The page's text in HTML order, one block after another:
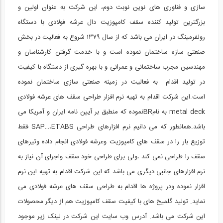
1:00:00
شرکت بی ستون سازان ایریک، بازدید از...
1:00:00
شرکت آلتایر کلایمر، بازدید از نمایشگاه...
شرکت سبک سازه بایر ایرانیان، بازدید از...
1:00:00
شرکت همایش رای افزا ، بازدید از...
شرکت هبلکس آستان قدس رضوی ، بازدید از...
سازی و فناوری های نوین نوبت دوم، این شرکت به عنوان اولین و
بزرگترین تولید کننده سقف کامپوزیت دال عرشه فولادی با دستگاه
رولفرمینگ در ایران می باشد که از سال ۱۳۷۹ شروع به فعالیت در بخش
صنعتی سازه ساختمان نموده است و با خدمت گرفتن کارشناسان و
مهندسین مجرب ساختمانی و عمرانی و با بهره گیری از دستگاه با کیفیت
در تولید اقدام به فعالیت در زمینه صنعتی سازی ساختمان نموده
است.این شرکت اقدام به تهیه نرم افزار طراحی سقف های عرشه فولادی
metal deck به نامBRنموده که منطبق بر آیین نامه ایران و آمریکا می
باشد.همانطور که می دانیم نرم افزارهای طراحی SAP…،ETABS فقط
توزیع بار را در سقف های کامپوزیت وعرشه فولادی انجام داده وتیرهای
سقف را طراحی نمی کند ،ولی برای طراحی خود سقف واجرای آن نیاز به
نرم افزارهای جانبی دیگری می باشد که این شرکت اقدام به تهیه این نرم
افزار نموده ودر پروژه ها اقدام به طراحی سقف های عرشه فولادی می
نماید. تولید گلمیخ های با کیفیت سقف کامپوزیت هم از دیگر محصولات
این شرکت می باشد. آدرس وب سایت این شرکت در لینک زیر موجود